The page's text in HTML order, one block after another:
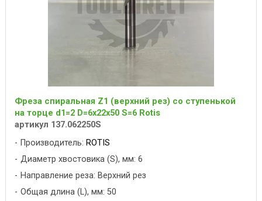
Фреза спиральная Z1 (верхний рез) со ступенькой
на торце d1=2 D=6x22x50 S=6 Rotis
артикул 137.062250S
Производитель: ROTIS
Диаметр хвостовика (S), мм: 6
Направление реза: Верхний рез
Общая длина (L), мм: 50